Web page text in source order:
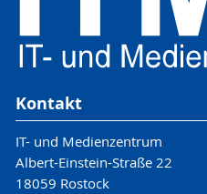
Kontakt
IT- und Medienzentrum
Albert-Einstein-Straße 22
18059 Rostock